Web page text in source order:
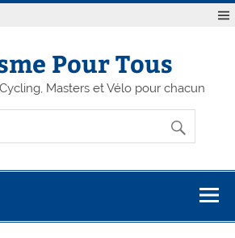
Pour Tous
Masters et Vélo pour chacun